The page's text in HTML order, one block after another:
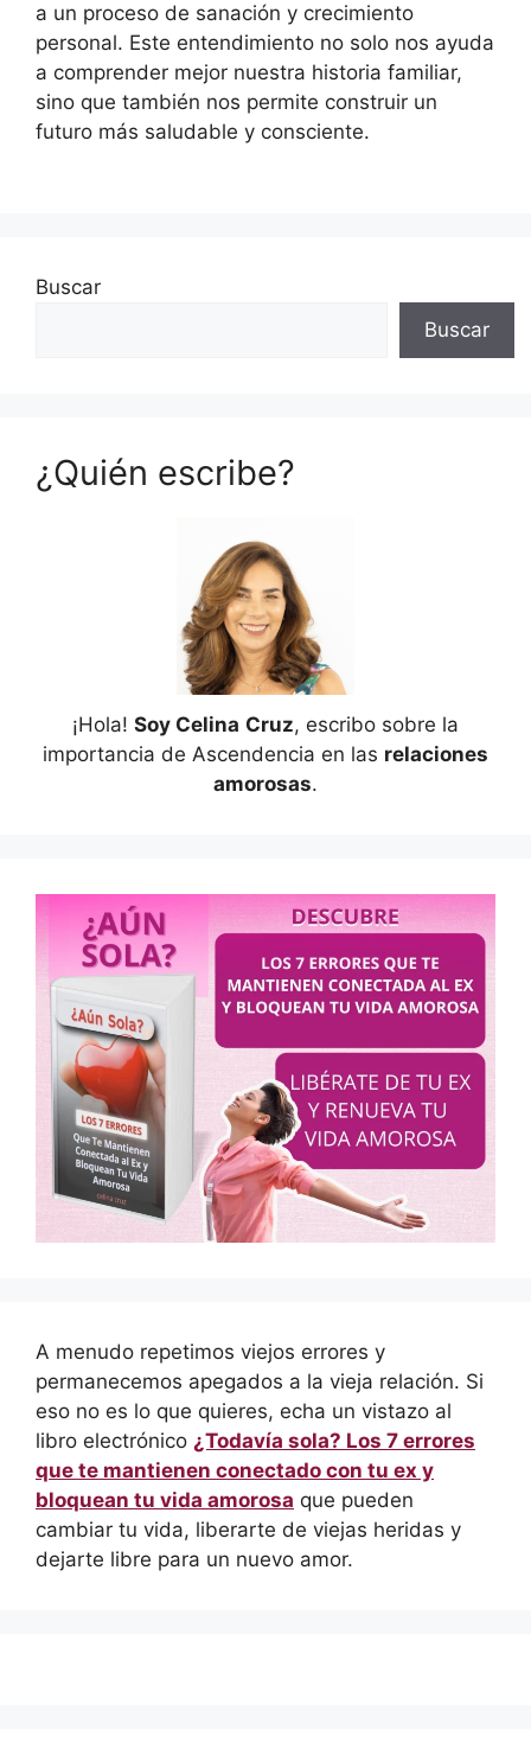
a un proceso de sanación y crecimiento
personal. Este entendimiento no solo nos ayuda
a comprender mejor nuestra historia familiar,
sino que también nos permite construir un
futuro más saludable y consciente.
Buscar
Buscar
¿Quién escribe?
¡Hola! Soy Celina Cruz, escribo sobre la
importancia de Ascendencia en las relaciones
amorosas.
A menudo repetimos viejos errores y
permanecemos apegados a la vieja relación. Si
eso no es lo que quieres, echa un vistazo al
libro electrónico ¿Todavía sola? Los 7 errores
que te mantienen conectado con tu ex y
bloquean tu vida amorosa que pueden
cambiar tu vida, liberarte de viejas heridas y
dejarte libre para un nuevo amor.